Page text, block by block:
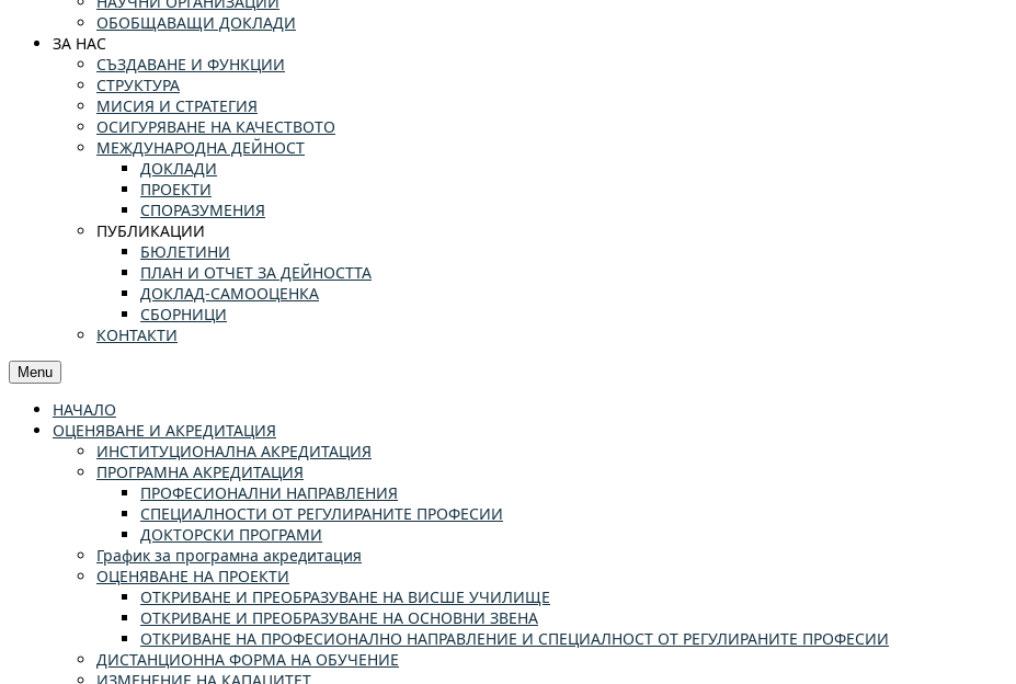
ОБОБЩАВАЩИ ДОКЛАДИ
ЗА НАС
СЪЗДАВАНЕ И ФУНКЦИИ
СТРУКТУРА
МИСИЯ И СТРАТЕГИЯ
ОСИГУРЯВАНЕ НА КАЧЕСТВОТО
МЕЖДУНАРОДНА ДЕЙНОСТ
ДОКЛАДИ
ПРОЕКТИ
СПОРАЗУМЕНИЯ
ПУБЛИКАЦИИ
БЮЛЕТИНИ
ПЛАН И ОТЧЕТ ЗА ДЕЙНОСТТА
ДОКЛАД-САМООЦЕНКА
СБОРНИЦИ
КОНТАКТИ
Menu
НАЧАЛО
ОЦЕНЯВАНЕ И АКРЕДИТАЦИЯ
ИНСТИТУЦИОНАЛНА АКРЕДИТАЦИЯ
ПРОГРАМНА АКРЕДИТАЦИЯ
ПРОФЕСИОНАЛНИ НАПРАВЛЕНИЯ
СПЕЦИАЛНОСТИ ОТ РЕГУЛИРАНИТЕ ПРОФЕСИИ
ДОКТОРСКИ ПРОГРАМИ
График за програмна акредитация
ОЦЕНЯВАНЕ НА ПРОЕКТИ
ОТКРИВАНЕ И ПРЕОБРАЗУВАНЕ НА ВИСШЕ УЧИЛИЩЕ
ОТКРИВАНЕ И ПРЕОБРАЗУВАНЕ НА ОСНОВНИ ЗВЕНА
ОТКРИВАНЕ НА ПРОФЕСИОНАЛНО НАПРАВЛЕНИЕ И СПЕЦИАЛНОСТ ОТ РЕГУЛИРАНИТЕ ПРОФЕСИИ
ДИСТАНЦИОННА ФОРМА НА ОБУЧЕНИЕ